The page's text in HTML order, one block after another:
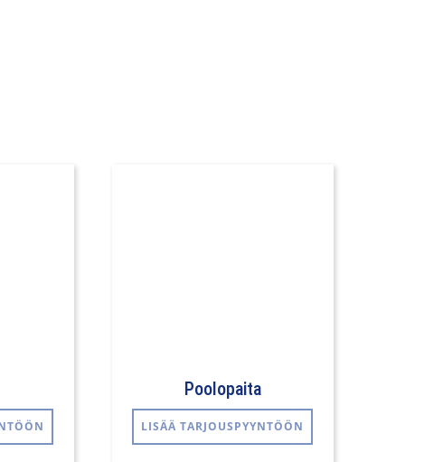
Poolopaita
LISÄÄ TARJOUSPYYNTÖÖN